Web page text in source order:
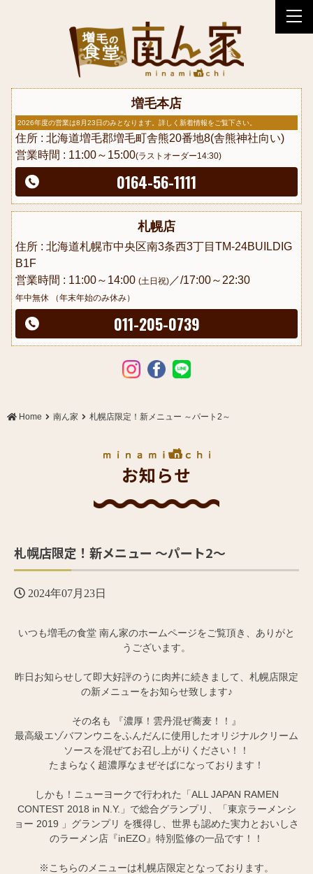
増毛本店
2026年度の営業は8月23日のみとなります。詳しく新着情報をご覧下さい。
住所 : 北海道増毛郡増毛町舎熊20番地8(舎熊神社向い)
営業時間 : 11:00～15:00(ラストオーダー14:30)
0164-56-1111
札幌店
住所 : 北海道札幌市中央区南3条西3丁目TM-24BUILDIG
B1F
営業時間 : 11:00～14:00 (土日祝) ／/17:00～22:30
年中無休 （年末年始のみ休み）
011-205-0739
Home 南ん家 札幌店限定！新メニュー ～パート2～
お知らせ
札幌店限定！新メニュー ～パート2～
2024年07月23日
いつも増毛の食堂 南ん家のホームページをご覧頂き、ありがと
うございます。
昨日お知らせして即大好評のうに肉丼に続きまして、札幌店限定
の新メニューをお知らせ致します♪
その名も 『濃厚！雲丹混ぜ蕎麦！！』
最高級エゾバフンウニをふんだんに使用したオリジナルクリーム
ソースを混ぜてお召し上がりください！！
たまらなく超濃厚なまぜそばになっております！
しかも！ニューヨークで行われた「ALL JAPAN RAMEN
CONTEST 2018 in N.Y.」で総合グランプリ、「東京ラーメンシ
ョー 2019 」グランプリ を獲得し、世界も認めた実力とおいしさ
のラーメン店『inEZO』特別監修の一品です！！
※こちらのメニューは札幌店限定となっております。